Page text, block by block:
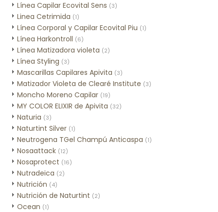
Línea Capilar Ecovital Sens (3)
Linea Cetrimida (1)
Línea Corporal y Capilar Ecovital Piu (1)
Línea Harkontroll (6)
Línea Matizadora violeta (2)
Línea Styling (3)
Mascarillas Capilares Apivita (3)
Matizador Violeta de Clearé Institute (3)
Moncho Moreno Capilar (19)
MY COLOR ELIXIR de Apivita (32)
Naturia (3)
Naturtint Silver (1)
Neutrogena TGel Champú Anticaspa (1)
Nosaattack (12)
Nosaprotect (16)
Nutradeica (2)
Nutrición (4)
Nutrición de Naturtint (2)
Ocean (1)